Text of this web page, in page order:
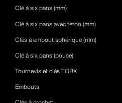
Clé à six pans (mm)
Clé à six pans avec téton (mm)
Clés à embout sphérique (mm)
Clé à six pans (pouce)
Tournevis et clés TORX
Embouts